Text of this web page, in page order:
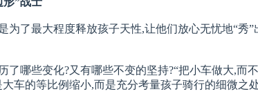
为了最大程度释放孩子天性,让他们放心无忧地“
了哪些变化?又有哪些不变的坚持?“把小车做大,而
车的等比例缩小,而是充分考量孩子骑行的细微之